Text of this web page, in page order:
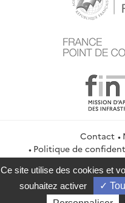
Contact
Politique de
Gestion des
service-public.gouv.fr
Ce site utilise des cookies et
souhaitez activer